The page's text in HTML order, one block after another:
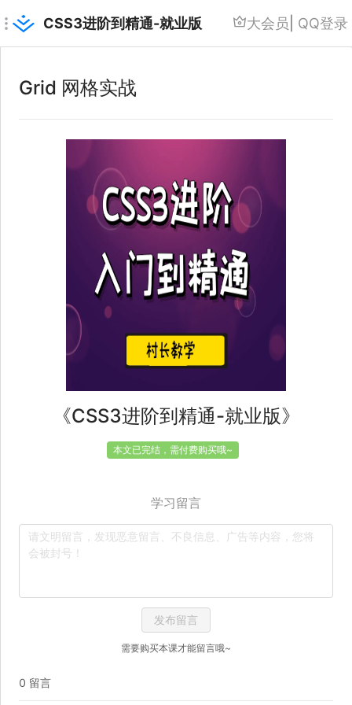
CSS3进阶到精通-就业版 大会员 QQ登录
Grid 网格实战
《CSS3进阶到精通-就业版》
本文已完结，需付费购买哦~
学习留言
发布留言
需要购买本课才能留言哦~
0 留言